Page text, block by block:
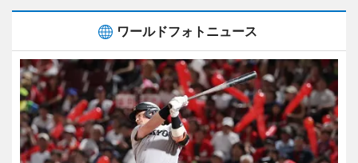
ワールドフォトニュース